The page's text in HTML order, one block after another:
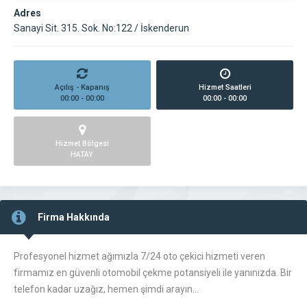
Adres
Sanayi Sit. 315. Sok. No:122 / İskenderun
Açılış - Kapanış
00:00 - 00:00
Hizmet Saatleri
00:00 - 00:00
Hizmet Bölgesi
HATAY
Firma Hakkında
Profesyonel hizmet ağımızla 7/24 oto çekici hizmeti veren
firmamız en güvenli otomobil çekme potansiyeli ile yanınızda. Bir
telefon kadar uzağız, hemen şimdi arayın…